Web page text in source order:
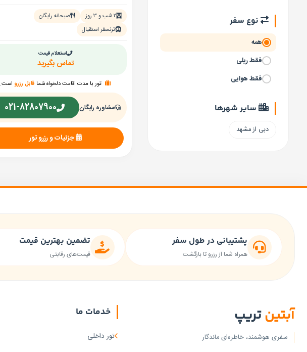
نوع سفر
همه
فقط ریلی
فقط هوایی
سایر شهرها
دبی از مشهد
۲ شب و ۳ روز
صبحانه رایگان
ترنسفر استقبال
استعلام قیمت
تماس بگیرید
تور با مدت اقامت دلخواه شما قابل رزرواست.
مشاوره رایگان 021-82807900
جزئیات و رزرو تور
پشتیبانی در طول سفر
همراه شما از رزرو تا بازگشت
تضمین بهترین قیمت
قیمت‌های رقابتی
آبتینتریپ
سفری هوشمند، خاطره‌ای ماندگار
خدمات ما
تور داخلی